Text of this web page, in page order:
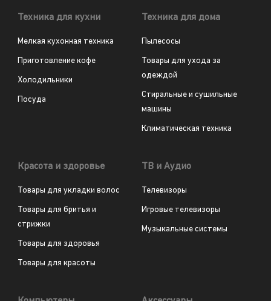
Техника для кухни
Мелкая кухонная техника
Приготовление кофе
Холодильники
Посуда
Техника для дома
Пылесосы
Товары для ухода за
одеждой
Стиральные и сушильные
машины
Климатическая техника
Красота и здоровье
Товары для укладки волос
Товары для бритья и
стрижки
Товары для здоровья
Товары для красоты
ТВ и Аудио
Телевизоры
Игровые телевизоры
Музыкальные системы